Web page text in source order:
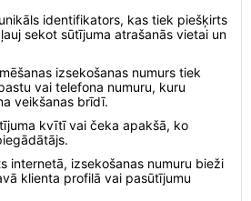
identifikators, kas tiek piešķirts
sekot sūtījuma atrašanās vietai un
izsekošanas numurs tiek
vai telefona numuru, kuru
veikšanas brīdī.
kvītī vai čeka apakšā, ko
internetā, izsekošanas numuru bieži
klienta profilā vai pasūtījumu